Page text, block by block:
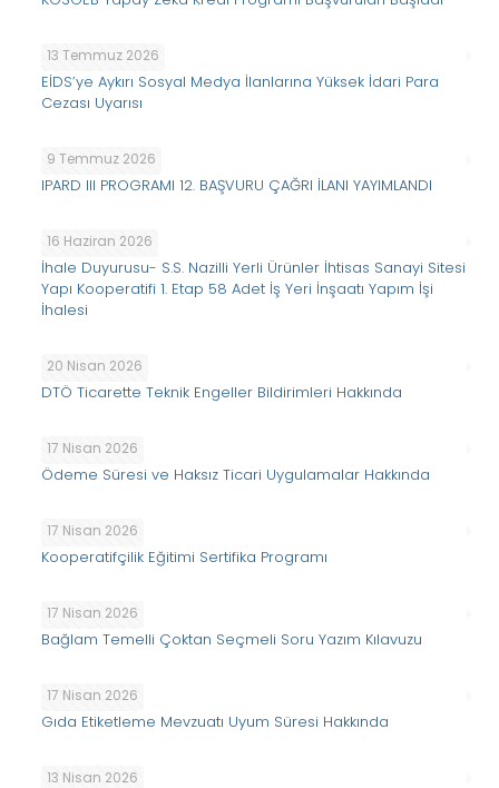
13 Temmuz 2026
EİDS’ye Aykırı Sosyal Medya İlanlarına Yüksek İdari Para
Cezası Uyarısı
9 Temmuz 2026
IPARD III PROGRAMI 12. BAŞVURU ÇAĞRI İLANI YAYIMLANDI
16 Haziran 2026
İhale Duyurusu- S.S. Nazilli Yerli Ürünler İhtisas Sanayi Sitesi
Yapı Kooperatifi 1. Etap 58 Adet İş Yeri İnşaatı Yapım İşi
İhalesi
20 Nisan 2026
DTÖ Ticarette Teknik Engeller Bildirimleri Hakkında
17 Nisan 2026
Ödeme Süresi ve Haksız Ticari Uygulamalar Hakkında
17 Nisan 2026
Kooperatifçilik Eğitimi Sertifika Programı
17 Nisan 2026
Bağlam Temelli Çoktan Seçmeli Soru Yazım Kılavuzu
17 Nisan 2026
Gıda Etiketleme Mevzuatı Uyum Süresi Hakkında
13 Nisan 2026